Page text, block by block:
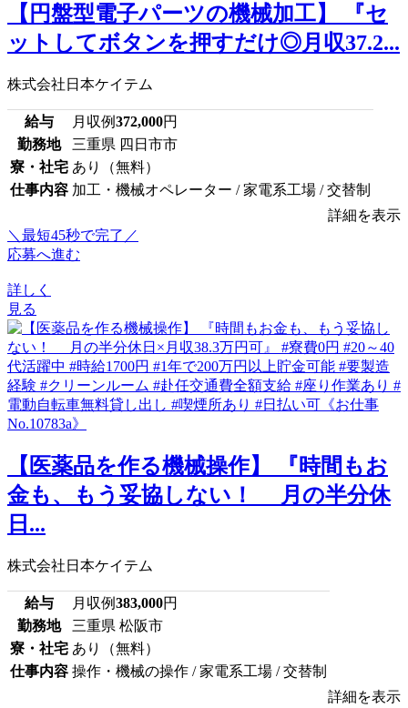
【円盤型電子パーツの機械加工】 『セ
ットしてボタンを押すだけ◎月収37.2...
株式会社日本ケイテム
給与 月収例372,000円
勤務地
三重県 四日市市
寮・社宅 あり（無料）
仕事内容 加工・機械オペレーター / 家電系工場 / 交替制
詳細を表示
＼最短45秒で完了／
応募へ進む
詳しく
見る
【医薬品を作る機械操作】 『時間もお
金も、もう妥協しない！ 月の半分休
日...
株式会社日本ケイテム
給与 月収例383,000円
勤務地
三重県 松阪市
寮・社宅 あり（無料）
仕事内容 操作・機械の操作 / 家電系工場 / 交替制
詳細を表示